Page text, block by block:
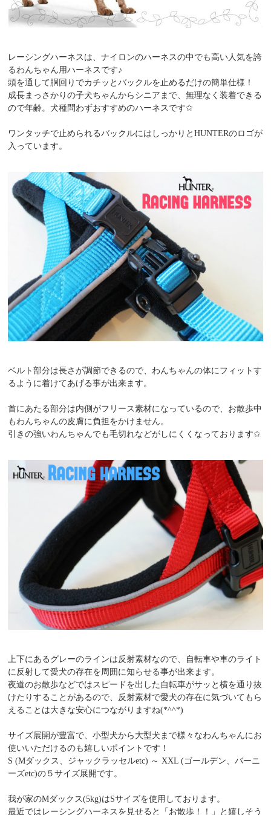
レーシングハーネスは、ナイロンのハーネスの中でも高い人気を誇
るわんちゃん用ハーネスです♪
頭を通して胴回りでカチッとバックルを止めるだけの簡単仕様！
成長まっさかりの子犬ちゃんからシニアまで、無理なく装着できる
ので年齢。犬種問わずおすすめのハーネスです✩
ワンタッチで止められるバックルにはしっかりとHUNTERのロゴが
入っています。
ベルト部分は長さが調節できるので、わんちゃんの体にフィットす
るように着けてあげる事が出来ます。
首にあたる部分は内側がフリース素材になっているので、お散歩中
もわんちゃんの皮膚に負担をかけません。
引きの強いわんちゃんでも毛切れなどがしにくくなっております✩
上下にあるグレーのラインは反射素材なので、自転車や車のライト
に反射して愛犬の存在を周囲に知らせる事が出来ます。
夜道のお散歩などではスピードを出した自転車がサッと横を通り抜
けたりすることがあるので、反射素材で愛犬の存在に気づいてもら
えることは大きな安心につながりますね(*^^*)
サイズ展開が豊富で、小型犬から大型犬まで様々なわんちゃんにお
使いいただけるのも嬉しいポイントです！
S (Mダックス、ジャックラッセルetc) ～ XXL (ゴールデン、バーニ
ーズetc)の５サイズ展開です。
我が家のMダックス(5kg)はSサイズを使用しております。
最近ではレーシングハーネスを見せると「お散歩！！」と嬉しそう